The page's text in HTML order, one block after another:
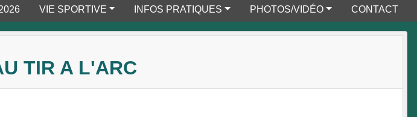
VIE SPORTIVE INFOS PRATIQUES PHOTOS/VIDÉO CONTACT
TIR A L'ARC